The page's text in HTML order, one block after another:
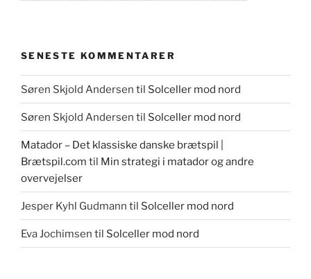
SENESTE KOMMENTARER
Søren Skjold Andersen til Solceller mod nord
Søren Skjold Andersen til Solceller mod nord
Matador – Det klassiske danske brætspil |
Brætspil.com til Min strategi i matador og andre
overvejelser
Jesper Kyhl Gudmann til Solceller mod nord
Eva Jochimsen til Solceller mod nord